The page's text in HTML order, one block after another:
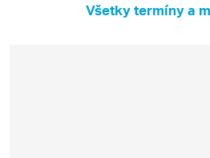
Všetky termíny a